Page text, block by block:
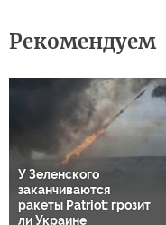
Рекомендуем
У Зеленского
заканчиваются
ракеты Patriot: грозит
ли Украине